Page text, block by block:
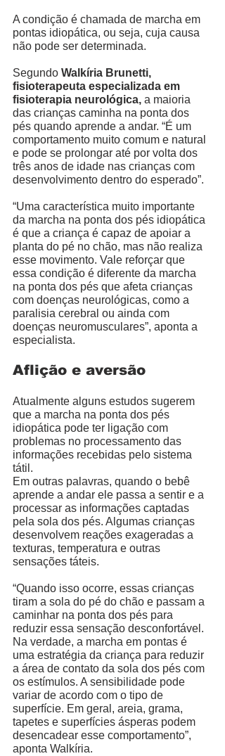
A condição é chamada de marcha em
pontas idiopática, ou seja, cuja causa
não pode ser determinada.
Segundo Walkíria Brunetti,
fisioterapeuta especializada em
fisioterapia neurológica, a maioria
das crianças caminha na ponta dos
pés quando aprende a andar. “É um
comportamento muito comum e natural
e pode se prolongar até por volta dos
três anos de idade nas crianças com
desenvolvimento dentro do esperado”.
“Uma característica muito importante
da marcha na ponta dos pés idiopática
é que a criança é capaz de apoiar a
planta do pé no chão, mas não realiza
esse movimento. Vale reforçar que
essa condição é diferente da marcha
na ponta dos pés que afeta crianças
com doenças neurológicas, como a
paralisia cerebral ou ainda com
doenças neuromusculares”, aponta a
especialista.
Aflição e aversão
Atualmente alguns estudos sugerem
que a marcha na ponta dos pés
idiopática pode ter ligação com
problemas no processamento das
informações recebidas pelo sistema
tátil.
Em outras palavras, quando o bebê
aprende a andar ele passa a sentir e a
processar as informações captadas
pela sola dos pés. Algumas crianças
desenvolvem reações exageradas a
texturas, temperatura e outras
sensações táteis.
“Quando isso ocorre, essas crianças
tiram a sola do pé do chão e passam a
caminhar na ponta dos pés para
reduzir essa sensação desconfortável.
Na verdade, a marcha em pontas é
uma estratégia da criança para reduzir
a área de contato da sola dos pés com
os estímulos. A sensibilidade pode
variar de acordo com o tipo de
superfície. Em geral, areia, grama,
tapetes e superfícies ásperas podem
desencadear esse comportamento”,
aponta Walkíria.